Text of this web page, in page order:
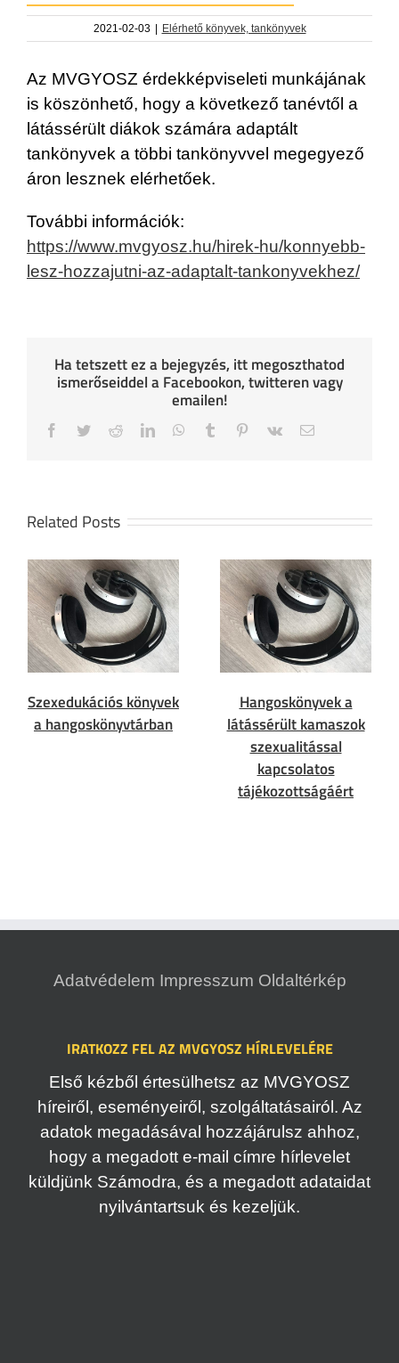
2021-02-03 | Elérhető könyvek, tankönyvek
Az MVGYOSZ érdekképviseleti munkájának
is köszönhető, hogy a következő tanévtől a
látássérült diákok számára adaptált
tankönyvek a többi tankönyvvel megegyező
áron lesznek elérhetőek.
További információk:
https://www.mvgyosz.hu/hirek-hu/konnyebb-
lesz-hozzajutni-az-adaptalt-tankonyvekhez/
Ha tetszett ez a bejegyzés, itt megoszthatod
ismerőseiddel a Facebookon, twitteren vagy
emailen!
Facebook
TwitterRedditLinkedInWhatsApp
Tumblr Pinterest
Vk Email
Related Posts
Szexedukációs könyvek
a hangoskönyvtárban
Hangoskönyvek a
látássérült kamaszok
szexualitással
kapcsolatos
tájékozottságáért
Adatvédelem Impresszum Oldaltérkép
IRATKOZZ FEL AZ MVGYOSZ HÍRLEVELÉRE
Első kézből értesülhetsz az MVGYOSZ
híreiről, eseményeiről, szolgáltatásairól. Az
adatok megadásával hozzájárulsz ahhoz,
hogy a megadott e-mail címre hírlevelet
küldjünk Számodra, és a megadott adataidat
nyilvántartsuk és kezeljük.